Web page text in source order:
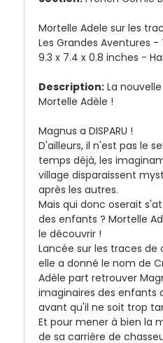
Mortelle Adele sur les
Les Grandes Aventures -
9.3 x 7.4 x 0.8 inches -
Description: La
Mortelle Adèle !
Magnus a DISPARU !
D'ailleurs, il n'est pas le
temps déjà, les
village disparaissent
après les autres.
Mais qui donc oserait
des enfants ? Mortelle
le découvrir !
Lancée sur les traces
elle a donné le nom de
Adèle part retrouver
imaginaires des enfants
avant qu'il ne soit trop
Et pour mener à bien la
de sa carrière de